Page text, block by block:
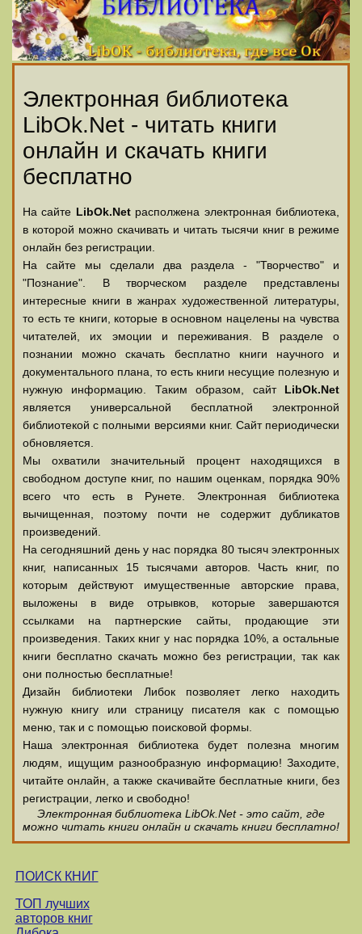
Электронная библиотека
LibOk.Net - читать книги
онлайн и скачать книги
бесплатно
На сайте LibOk.Netрасполжена электронная библиотека,
в которой можно скачивать и читать тысячи книг в режиме
онлайн без регистрации.
На сайте мы сделали два раздела - "Творчество" и
"Познание". В творческом разделе представлены
интересные книги в жанрах художественной литературы,
то есть те книги, которые в основном нацелены на чувства
читателей, их эмоции и переживания. В разделе о
познании можно скачать бесплатно книги научного и
документального плана, то есть книги несущие полезную и
нужную информацию. Таким образом, сайт LibOk.Net
является универсальной бесплатной электронной
библиотекой с полными версиями книг. Сайт периодически
обновляется.
Мы охватили значительный процент находящихся в
свободном доступе книг, по нашим оценкам, порядка 90%
всего что есть в Рунете. Электронная библиотека
вычищенная, поэтому почти не содержит дубликатов
произведений.
На сегодняшний день у нас порядка 80 тысяч электронных
книг, написанных 15 тысячами авторов. Часть книг, по
которым действуют имущественные авторские права,
выложены в виде отрывков, которые завершаются
ссылками на партнерские сайты, продающие эти
произведения. Таких книг у нас порядка 10%, а остальные
книги бесплатно скачать можно без регистрации, так как
они полностью бесплатные!
Дизайн библиотеки Либок позволяет легко находить
нужную книгу или страницу писателя как с помощью
меню, так и с помощью поисковой формы.
Наша электронная библиотека будет полезна многим
людям, ищущим разнообразную информацию! Заходите,
читайте онлайн, а также скачивайте бесплатные книги, без
регистрации, легко и свободно!
Электронная библиотека LibOk.Net - это сайт, где
можно читать книги онлайн и скачать книги бесплатно!
ПОИСК КНИГ
ТОП лучших
авторов книг